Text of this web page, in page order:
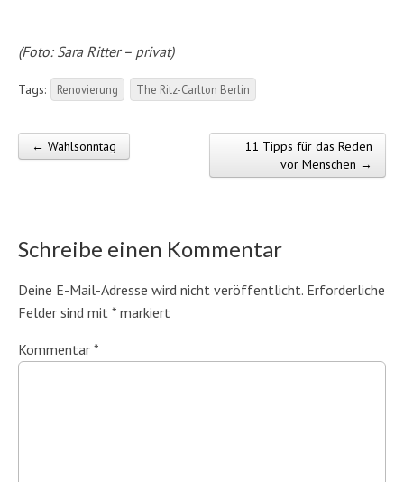
(Foto: Sara Ritter – privat)
Tags: Renovierung The Ritz-Carlton Berlin
Post navigation
← Wahlsonntag
11 Tipps für das Reden
vor Menschen →
Schreibe einen Kommentar
Deine E-Mail-Adresse wird nicht veröffentlicht. Erforderliche
Felder sind mit * markiert
Kommentar *